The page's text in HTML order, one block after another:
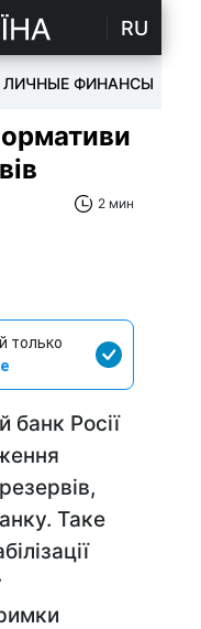
RU
ЛИЧНЫЕ ФИНАНСЫ
2 мин
только
банк Росії
Таке